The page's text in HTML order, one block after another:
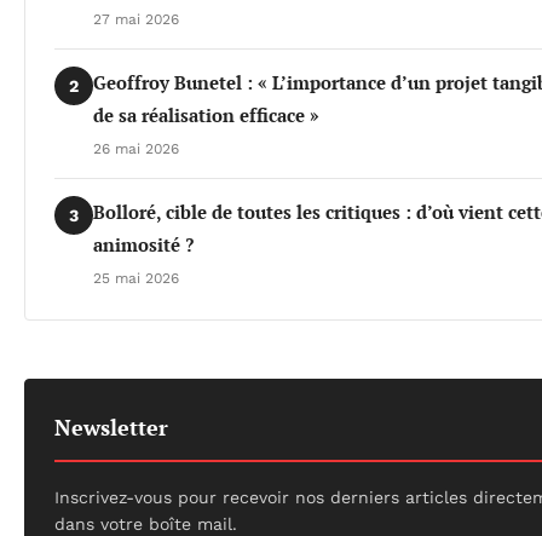
27 mai 2026
2
Geoffroy Bunetel : « L’importance d’un projet
de sa réalisation efficace »
26 mai 2026
3
Bolloré, cible de toutes les critiques : d’où vient
animosité ?
25 mai 2026
Newsletter
Inscrivez-vous pour recevoir nos derniers articles
dans votre boîte mail.